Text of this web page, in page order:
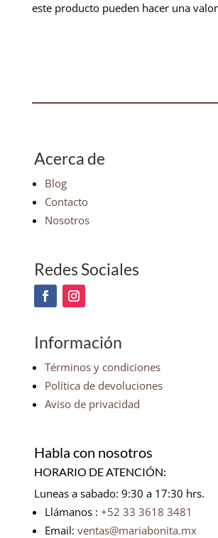
este producto pueden hacer una
Acerca de
Blog
Contacto
Nosotros
Redes Sociales
Información
Términos y condiciones
Política de devoluciones
Aviso de privacidad
Habla con nosotros
HORARIO DE ATENCIÓN:
Luneas a sabado: 9:30 a 17:30 hrs.
Llámanos : +52 33 3618 3481
Email: ventas@mariabonita.mx